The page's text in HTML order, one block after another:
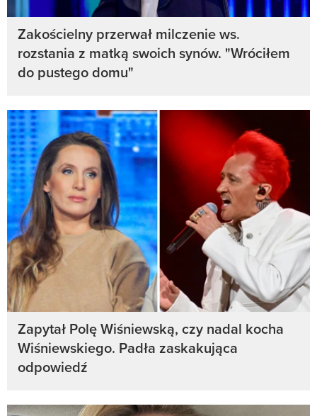
Zakościelny przerwał milczenie ws.
rozstania z matką swoich synów. "Wróciłem
do pustego domu"
Zapytał Polę Wiśniewską, czy nadal kocha
Wiśniewskiego. Padła zaskakująca
odpowiedź